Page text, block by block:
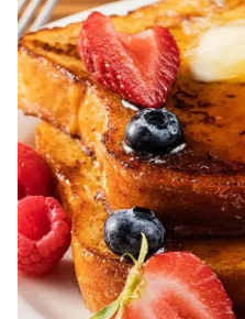
French toast